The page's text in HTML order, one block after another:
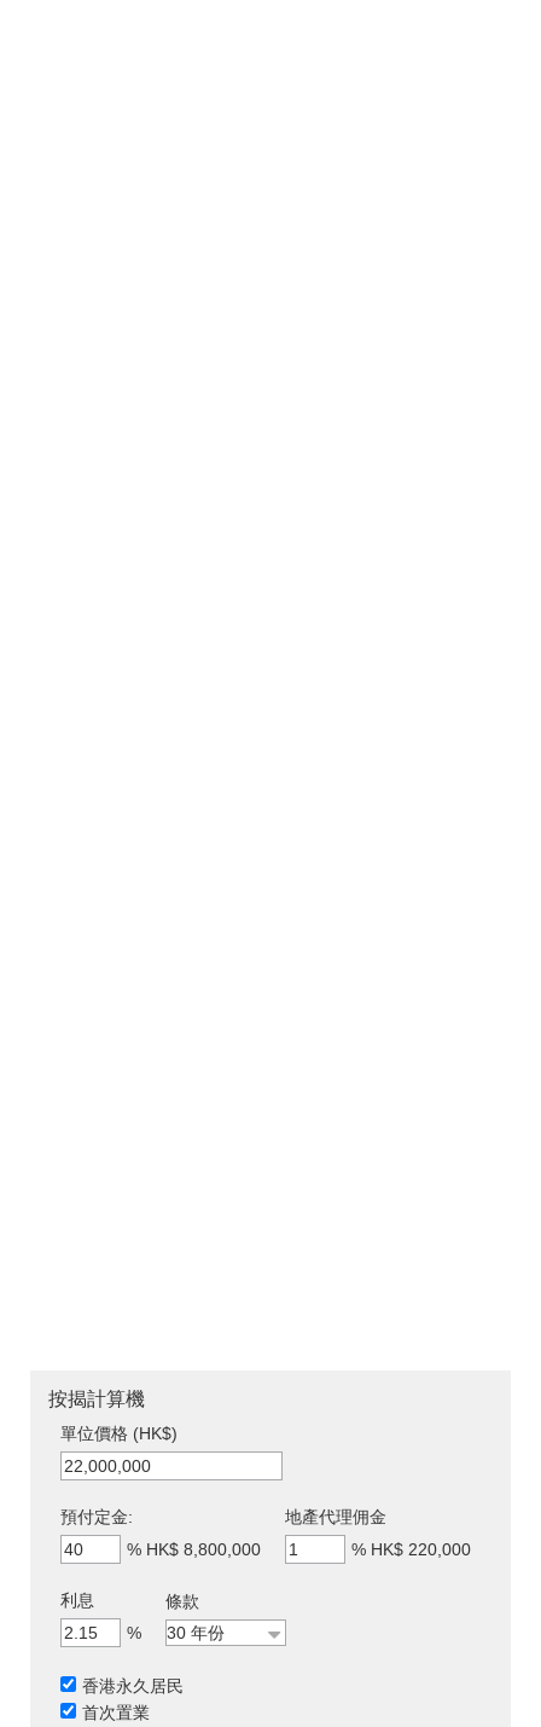
按揭計算機
單位價格 (HK$)
預付定金:
% HK$ 8,800,000
地產代理佣金
% HK$ 220,000
利息
%
條款
香港永久居民
首次置業